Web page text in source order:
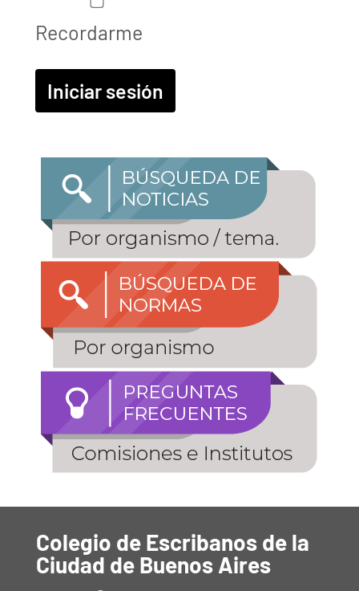
Recordarme
Colegio de Escribanos de la
Ciudad de Buenos Aires